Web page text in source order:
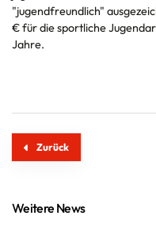
"jugendfreundlich"
€ für die sportliche
Jahre.
Zurück
Weitere News